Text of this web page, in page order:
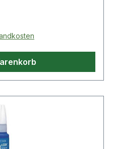
8.8, Mutternhöhe
5-10 Min. (bei
nach 6-12 Std. (bei
von -60
· Losbrechmoment: